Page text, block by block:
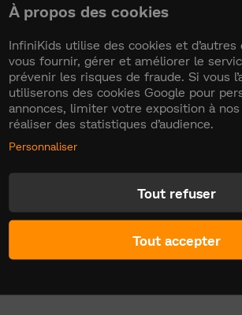
À propos des cookies
InfiniKids utilise des cookies et d’autres
vous fournir, gérer et améliorer le
prévenir les risques de fraude. Si vous
utiliserons des cookies Google pour
annonces, limiter votre exposition à
réaliser des statistiques d’audience.
Personnaliser
Tout refuser
Tout accepter
retournantle formulaire de rétractation
CB/Paypal.